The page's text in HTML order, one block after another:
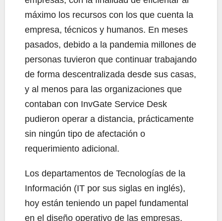
máximo los recursos con los que cuenta la
empresa, técnicos y humanos. En meses
pasados, debido a la pandemia millones de
personas tuvieron que continuar trabajando
de forma descentralizada desde sus casas,
y al menos para las organizaciones que
contaban con InvGate Service Desk
pudieron operar a distancia, prácticamente
sin ningún tipo de afectación o
requerimiento adicional.
Los departamentos de Tecnologías de la
Información (IT por sus siglas en inglés),
hoy están teniendo un papel fundamental
en el diseño operativo de las empresas,